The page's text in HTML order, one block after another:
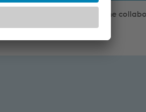
dipendenti che